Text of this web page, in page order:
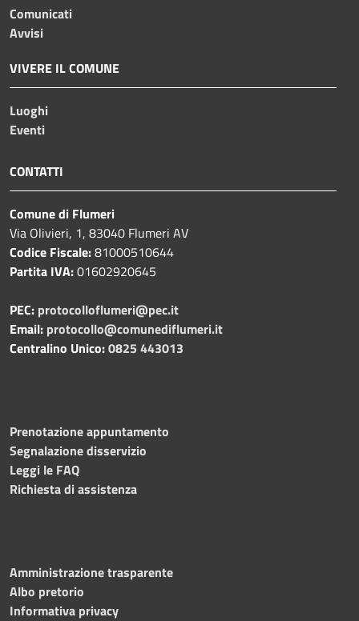
Comunicati
Avvisi
VIVERE IL COMUNE
Luoghi
Eventi
CONTATTI
Comune di Flumeri
Via Olivieri, 1, 83040 Flumeri AV
Codice Fiscale:81000510644
Partita IVA:01602920645
PEC: protocolloflumeri@pec.it
Email: protocollo@comunediflumeri.it
Centralino Unico:0825 443013
Prenotazione appuntamento
Segnalazione disservizio
Leggi le FAQ
Richiesta di assistenza
Amministrazione trasparente
Albo pretorio
Informativa privacy